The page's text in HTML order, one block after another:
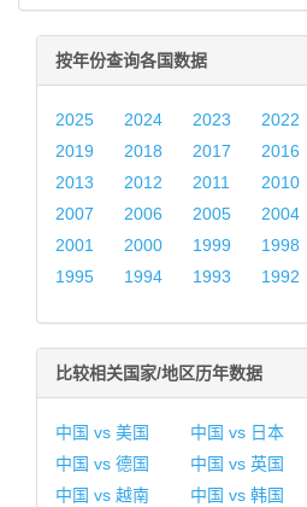
按年份查询各国数据
2025 2024 2023 2022
2019
2018 2017 2016
2013
2012 2011 2010
2007
2006 2005 2004
2001
2000 1999 1998
1995
1994 1993 1992
比较相关国家/地区历年数据
中国 vs 美国 中国 vs 日本
中国 vs 德国
中国 vs 英国
中国 vs 越南
中国 vs 韩国